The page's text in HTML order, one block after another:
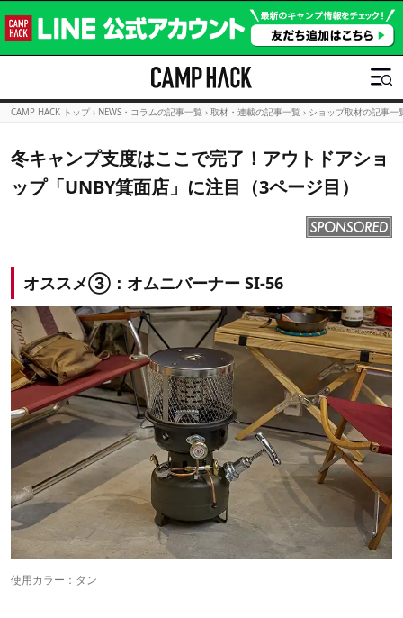
CAMP HACK トップ › NEWS・コラムの記事一覧 › 取材・連載の記事一覧 › ショップ取材の記事一
冬キャンプ支度はここで完了！アウトドアショ
ップ「UNBY箕面店」に注目（3ページ目）
オススメ③：オムニバーナー SI-56
使用カラー：タン